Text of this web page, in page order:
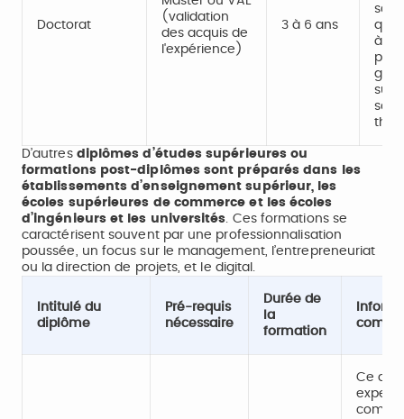
Doctorat
(validation
des acquis de
l'expérience)
3 à 6 ans
à
D’autres diplômes d’études supérieures ou
formations post-diplômes sont préparés dans les
établissements d’enseignement supérieur, les
écoles supérieures de commerce et les écoles
d’ingénieurs et les universités. Ces formations se
caractérisent souvent par une professionnalisation
poussée, un focus sur le management, l’entrepreneuriat
ou la direction de projets, et le digital.
Intitulé du
diplôme
Pré-requis
nécessaire
Durée de
la
formation
Ce